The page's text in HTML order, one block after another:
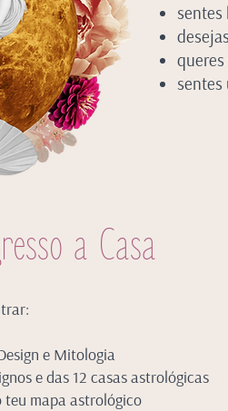
sentes
sentes
a Casa
e Mitologia
e das 12 casas astrológicas
teu mapa astrológico